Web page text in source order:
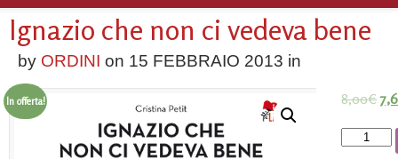
Ignazio che non ci vedeva bene
by ORDINI on 15 FEBBRAIO 2013 in
In offerta! 8,00€
Ignazio